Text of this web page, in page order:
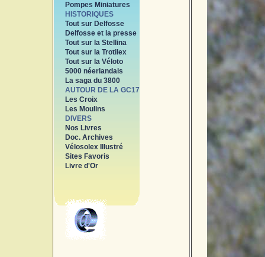
Pompes Miniatures
HISTORIQUES
Tout sur Delfosse
Delfosse et la presse
Tout sur la Stellina
Tout sur la Trotilex
Tout sur la Véloto
5000 néerlandais
La saga du 3800
AUTOUR DE LA GC17
Les Croix
Les Moulins
DIVERS
Nos Livres
Doc. Archives
Vélosolex Illustré
Sites Favoris
Livre d'Or